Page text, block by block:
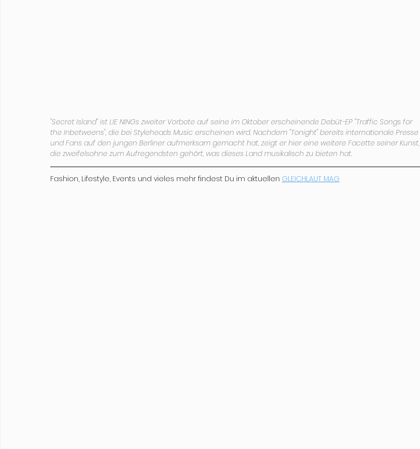
"Secret Island" ist LIE NINGs zweiter Vorbote auf seine im Oktober erscheinende Debüt-EP "Traffic Songs for
the Inbetweens", die bei Styleheads Music erscheinen wird. Nachdem "Tonight" bereits internationale Presse
und Fans auf den jungen Berliner aufmerksam gemacht hat, zeigt er hier eine weitere Facette seiner Kunst,
die zweifelsohne zum Aufregendsten gehört, was dieses Land musikalisch zu bieten hat.
Fashion, Lifestyle, Events und vieles mehr findest Du im aktuellen GLEICHLAUT MAG